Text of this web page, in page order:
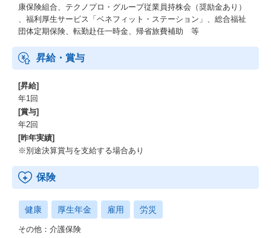
康保険組合、テクノプロ・グループ従業員持株会（奨励金あり）
、福利厚生サービス「ベネフィット・ステーション」、総合福祉
団体定期保険、転勤赴任一時金、帰省旅費補助 等
昇給・賞与
[昇給]
年1回
[賞与]
年2回
[昨年実績]
※別途決算賞与を支給する場合あり
保険
健康 厚生年金 雇用 労災
その他：介護保険